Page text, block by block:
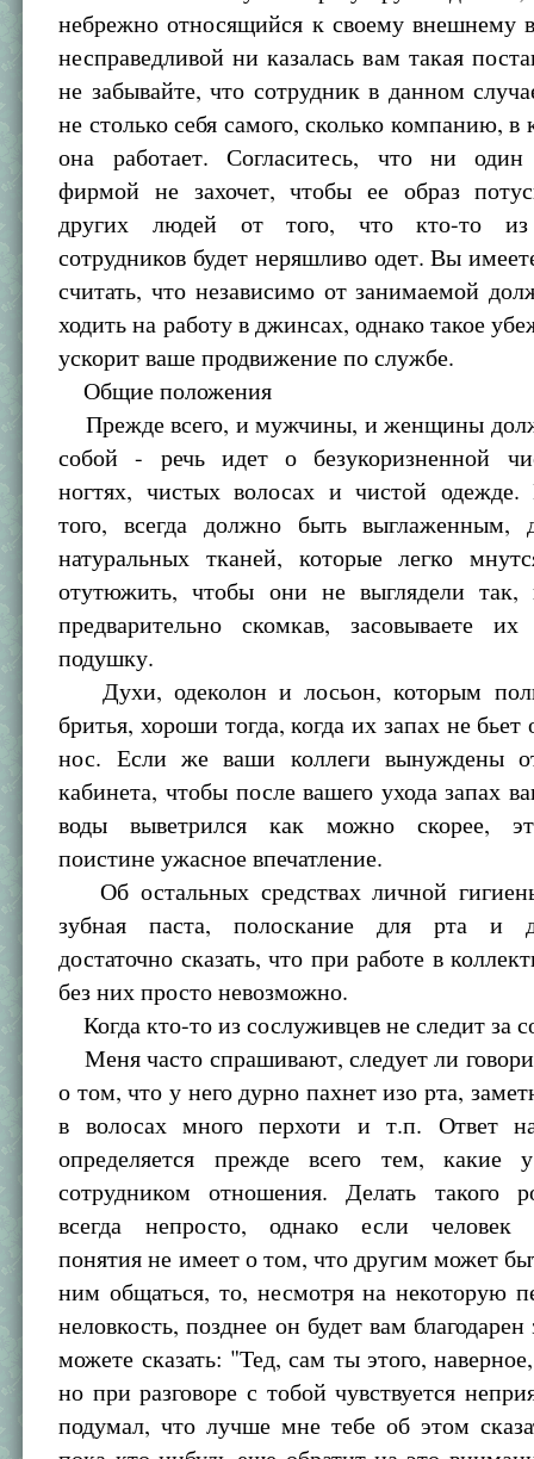
небрежно относящийся к своему внешнему
несправедливой ни казалась вам такая
не забывайте, что сотрудник в данном
не столько себя самого, сколько компанию, в
она работает. Согласитесь, что ни
фирмой не захочет, чтобы ее образ
других людей от того, что кто-то из
сотрудников будет неряшливо одет. Вы
считать, что независимо от занимаемой
ходить на работу в джинсах, однако такое
ускорит ваше продвижение по службе.
Общие положения
Прежде всего, и мужчины, и женщины
собой - речь идет о безукоризненной
ногтях, чистых волосах и чистой одежде.
того, всегда должно быть
натуральных тканей, которые легко
отутюжить, чтобы они не выглядели так,
предварительно скомкав, засовываете
подушку.
Духи, одеколон и лосьон, которым
бритья, хороши тогда, когда их запах не
нос. Если же ваши коллеги вынуждены
кабинета, чтобы после вашего ухода запах
воды выветрился как можно скорее,
поистине ужасное впечатление.
Об остальных средствах личной
зубная паста, полоскание для рта и
достаточно сказать, что при работе в
без них просто невозможно.
Когда кто-то из сослуживцев не следит за
Меня часто спрашивают, следует ли
о том, что у него дурно пахнет изо рта,
в волосах много перхоти и т.п. Ответ
определяется прежде всего тем,
сотрудником отношения. Делать такого
всегда непросто, однако если человек
понятия не имеет о том, что другим может
ним общаться, то, несмотря на некоторую
неловкость, позднее он будет вам
можете сказать: "Тед, сам ты этого,
но при разговоре с тобой чувствуется
подумал, что лучше мне тебе об этом